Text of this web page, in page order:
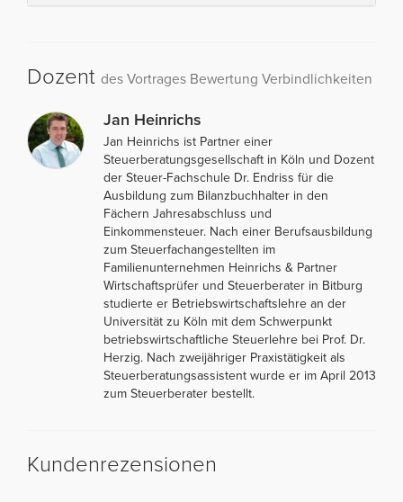
Dozent des Vortrages Bewertung Verbindlichkeiten
Jan Heinrichs
Jan Heinrichs ist Partner einer
Steuerberatungsgesellschaft in Köln und Dozent
der Steuer-Fachschule Dr. Endriss für die
Ausbildung zum Bilanzbuchhalter in den
Fächern Jahresabschluss und
Einkommensteuer. Nach einer Berufsausbildung
zum Steuerfachangestellten im
Familienunternehmen Heinrichs & Partner
Wirtschaftsprüfer und Steuerberater in Bitburg
studierte er Betriebswirtschaftslehre an der
Universität zu Köln mit dem Schwerpunkt
betriebswirtschaftliche Steuerlehre bei Prof. Dr.
Herzig. Nach zweijähriger Praxistätigkeit als
Steuerberatungsassistent wurde er im April 2013
zum Steuerberater bestellt.
Kundenrezensionen